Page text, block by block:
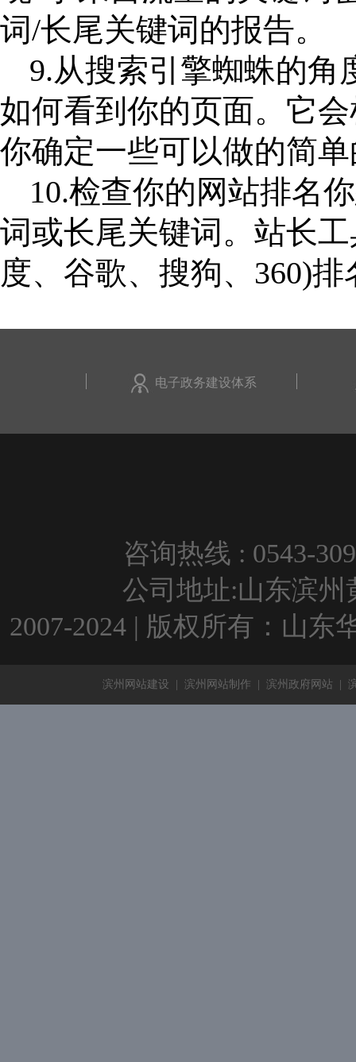
词/长尾关键词的报告。
9.从搜索引擎蜘蛛的
如何看到你的页面。它
你确定一些可以做的简
10.检查你的网站排名
词或长尾关键词。站长
度、谷歌、搜狗、360)
电子政务建设体系
咨询热线 : 0543-
公司地址:山东滨州
2007-2024 | 版权所有：山
滨州网站建设 滨州网站制作 滨州政府网站